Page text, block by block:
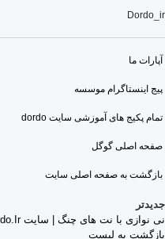
Dordo_ir
آپارات ما
پیج اینستاگرام موسسه
تمام پکیج های آموزشی سایت dordo
صفحه اصلی گوگل
بازگشت به صفحه اصلی سایت
جدیدتر
نی نوازی با نت های چنگ | سایت Dordo.ir
بازگشت به لیست